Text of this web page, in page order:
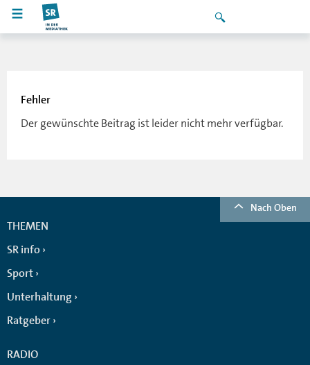
Fehler
Der gewünschte Beitrag ist leider nicht mehr verfügbar.
Nach Oben
THEMEN
SR info
Sport
Unterhaltung
Ratgeber
RADIO